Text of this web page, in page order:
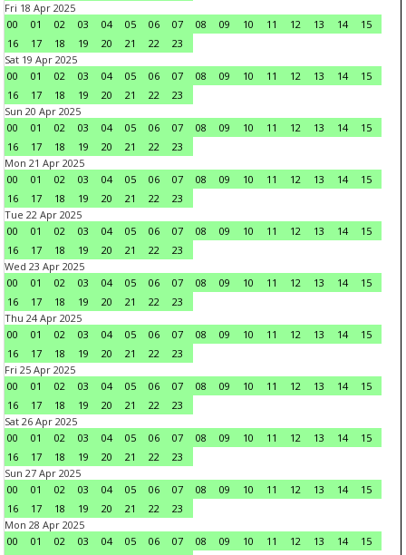
Fri 18 Apr 2025
00
01 02 03 04 05 06 07 08 09 10 11 12 13 14
15
16
17 18 19 20 21 22
23
Sat 19 Apr 2025
00
01 02 03 04 05 06 07 08 09 10 11 12 13 14
15
16
17 18 19 20 21 22
23
Sun 20 Apr 2025
00
01 02 03 04 05 06 07 08 09 10 11 12 13 14
15
16
17 18 19 20 21 22
23
Mon 21 Apr 2025
00
01 02 03 04 05 06 07 08 09 10 11 12 13 14
15
16
17 18 19 20 21 22
23
Tue 22 Apr 2025
00
01 02 03 04 05 06 07 08 09 10 11 12 13 14
15
16
17 18 19 20 21 22
23
Wed 23 Apr 2025
00
01 02 03 04 05 06 07 08 09 10 11 12 13 14
15
16
17 18 19 20 21 22
23
Thu 24 Apr 2025
00
01 02 03 04 05 06 07 08 09 10 11 12 13 14
15
16
17 18 19 20 21 22
23
Fri 25 Apr 2025
00
01 02 03 04 05 06 07 08 09 10 11 12 13 14
15
16
17 18 19 20 21 22
23
Sat 26 Apr 2025
00
01 02 03 04 05 06 07 08 09 10 11 12 13 14
15
16
17 18 19 20 21 22
23
Sun 27 Apr 2025
00
01 02 03 04 05 06 07 08 09 10 11 12 13 14
15
16
17 18 19 20 21 22
23
Mon 28 Apr 2025
00
01 02 03 04 05 06 07 08 09 10 11 12 13 14
15